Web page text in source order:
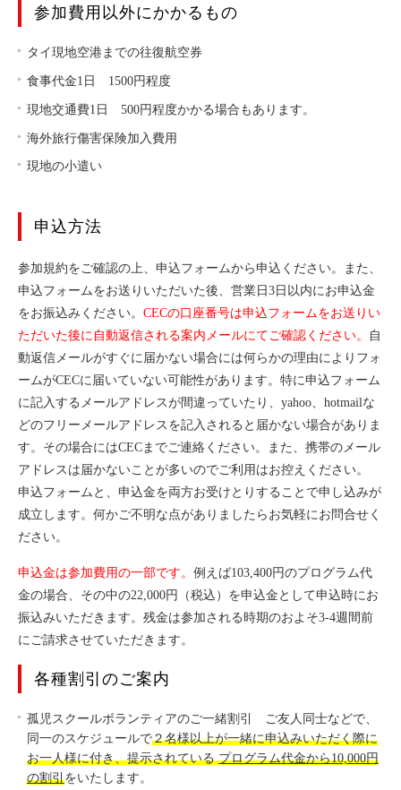
参加費用以外にかかるもの
タイ現地空港までの往復航空券
食事代金1日 1500円程度
現地交通費1日 500円程度かかる場合もあります。
海外旅行傷害保険加入費用
現地の小遣い
申込方法
参加規約をご確認の上、申込フォームから申込ください。また、
申込フォームをお送りいただいた後、営業日3日以内にお申込金
をお振込みください。 CECの口座番号は申込フォームをお送りい
ただいた後に自動返信される案内メールにてご確認ください。
自
動返信メールがすぐに届かない場合には何らかの理由によりフォ
ームがCECに届いていない可能性があります。特に申込フォーム
に記入するメールアドレスが間違っていたり、yahoo、hotmailな
どのフリーメールアドレスを記入されると届かない場合がありま
す。その場合にはCECまでご連絡ください。また、携帯のメール
アドレスは届かないことが多いのでご利用はお控えください。
申込フォームと、申込金を両方お受けとりすることで申し込みが
成立します。何かご不明な点がありましたらお気軽にお問合せく
ださい。
申込金は参加費用の一部です。 例えば103,400円のプログラム代
金の場合、その中の22,000円（税込）を申込金として申込時にお
振込みいただきます。残金は参加される時期のおよそ3-4週間前
にご請求させていただきます。
各種割引のご案内
孤児スクールボランティアのご一緒割引 ご友人同士などで、
同一のスケジュールで２名様以上が一緒に申込みいただく際に
お一人様に付き、提示されているプログラム代金から10,000円
の割引をいたします。